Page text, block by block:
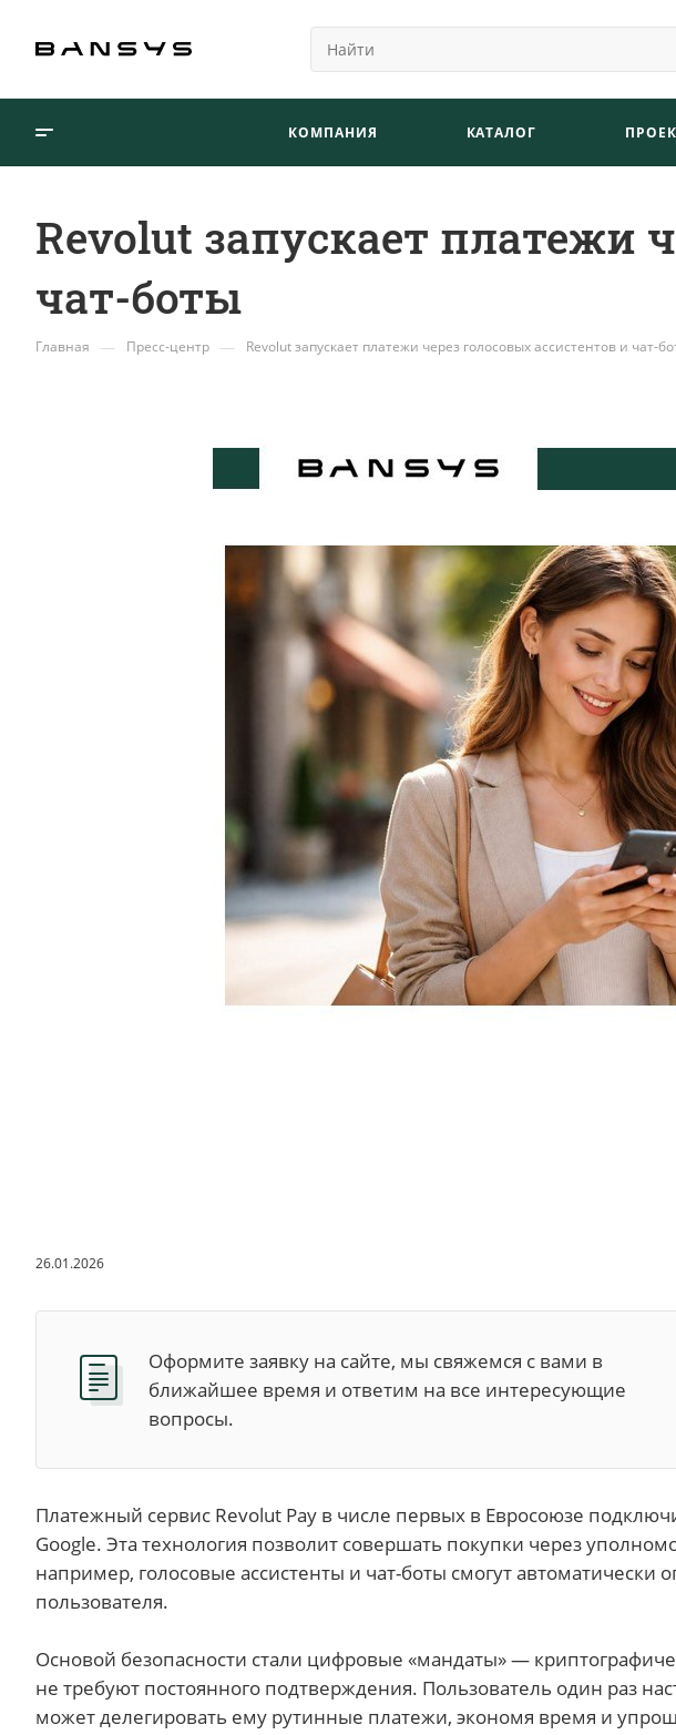
КОМПАНИЯ КАТАЛОГ
Revolut запускает платежи
чат-боты
Главная — Пресс-центр — Revolut запускает платежи через голосовых ассистентов и чат-
26.01.2026
Оформите заявку на сайте, мы свяжемся с вами в
ближайшее время и ответим на все интересующие
вопросы.
Платежный сервис Revolut Pay в числе первых в Евросоюзе
Google. Эта технология позволит совершать покупки через
например, голосовые ассистенты и чат-боты смогут автоматически
пользователя.
Основой безопасности стали цифровые «мандаты» —
не требуют постоянного подтверждения. Пользователь один раз
может делегировать ему рутинные платежи, экономя время и